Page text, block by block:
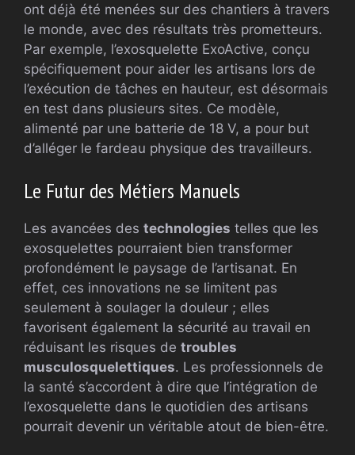
ont déjà été menées sur des chantiers à travers
le monde, avec des résultats très prometteurs.
Par exemple, l’exosquelette ExoActive, conçu
spécifiquement pour aider les artisans lors de
l’exécution de tâches en hauteur, est désormais
en test dans plusieurs sites. Ce modèle,
alimenté par une batterie de 18 V, a pour but
d’alléger le fardeau physique des travailleurs.
Le Futur des Métiers Manuels
Les avancées des technologies telles que les
exosquelettes pourraient bien transformer
profondément le paysage de l’artisanat. En
effet, ces innovations ne se limitent pas
seulement à soulager la douleur ; elles
favorisent également la sécurité au travail en
réduisant les risques de troubles
musculosquelettiques. Les professionnels de
la santé s’accordent à dire que l’intégration de
l’exosquelette dans le quotidien des artisans
pourrait devenir un véritable atout de bien-être.